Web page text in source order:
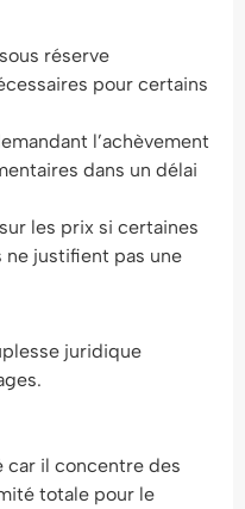
réserve
pour certains
l’achèvement
dans un délai
les prix si certaines
justifient pas une
juridique
car il concentre des
totale pour le